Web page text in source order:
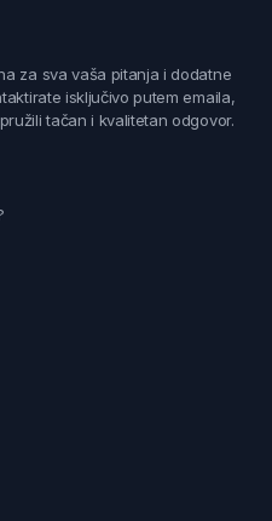
za sva vaša pitanja i dodatne
isključivo putem emaila,
tačan i kvalitetan odgovor.